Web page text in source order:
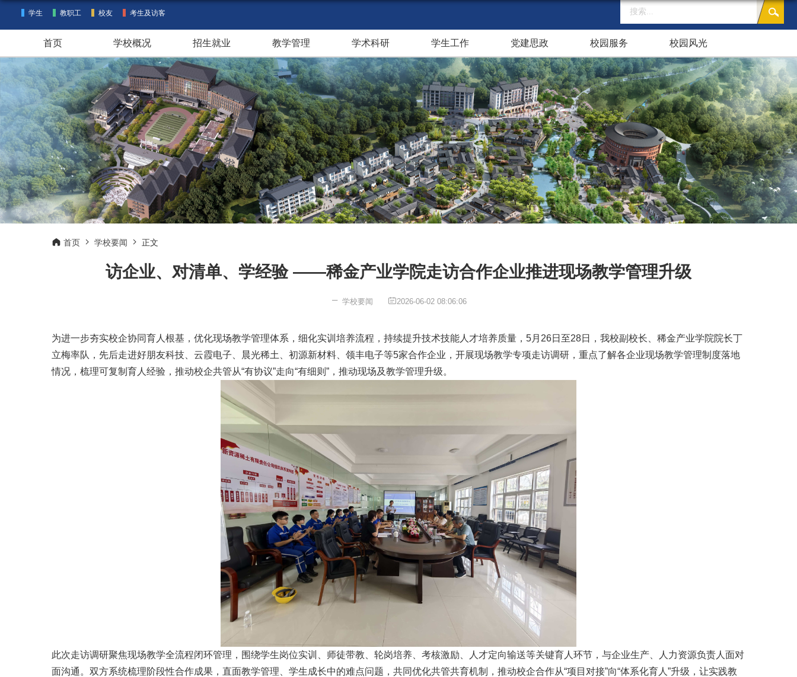
学生 教职工 校友 考生及访客
首页 学校概况 招生就业 教学管理 学术科研 学生工作 党建思政 校园服务 校园风光
首页 学校要闻 正文
访企业、对清单、学经验 ——稀金产业学院走访合作企业推进现场教学管理升级
学校要闻 2026-06-02 08:06:06
为进一步夯实校企协同育人根基，优化现场教学管理体系，细化实训培养流程，持续提升技术技能人才培养质量，5月26日至28日，我校副校长、 稀金产业学院院长丁
立梅率队，先后走进好朋友科技、云霞电子、晨光稀土、 初源新材料 、领丰电子等5家合作企业，开展现场教学专项走访调研，重点了解各企业现场教学管理制度落地
情况，梳理可复制育人经验，推动校企共管从“有协议”走向“有细则”，推动现场及教学管理升级。
此次走访调研聚焦现场教学全流程闭环管理，围绕学生岗位实训、师徒带教、轮岗培养、考核激励、人才定向输送等关键育人环节，与企业生产、人力资源负责人面对
面沟通。双方系统梳理阶段性合作成果，直面教学管理、学生成长中的难点问题，共同优化共管共育机制，推动校企合作从“项目对接”向“体系化育人”升级，让实践教